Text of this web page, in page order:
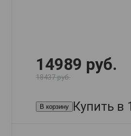
14989 руб.
18437 руб.
В корзину Купить в